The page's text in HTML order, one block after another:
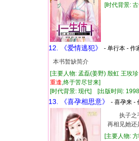
[时代背景:
12. 《爱情逃犯》 - 单行本 - 作
本书暂缺简介
[主要人物: 孟磊(姜野) 殷虹 王玫
重逢,终于苦尽甘来]
[时代背景: 现代] [出版时间:
13. 《喜孕相思意》 - 喜孕来 -
执子之
再相见她
[主要人物: